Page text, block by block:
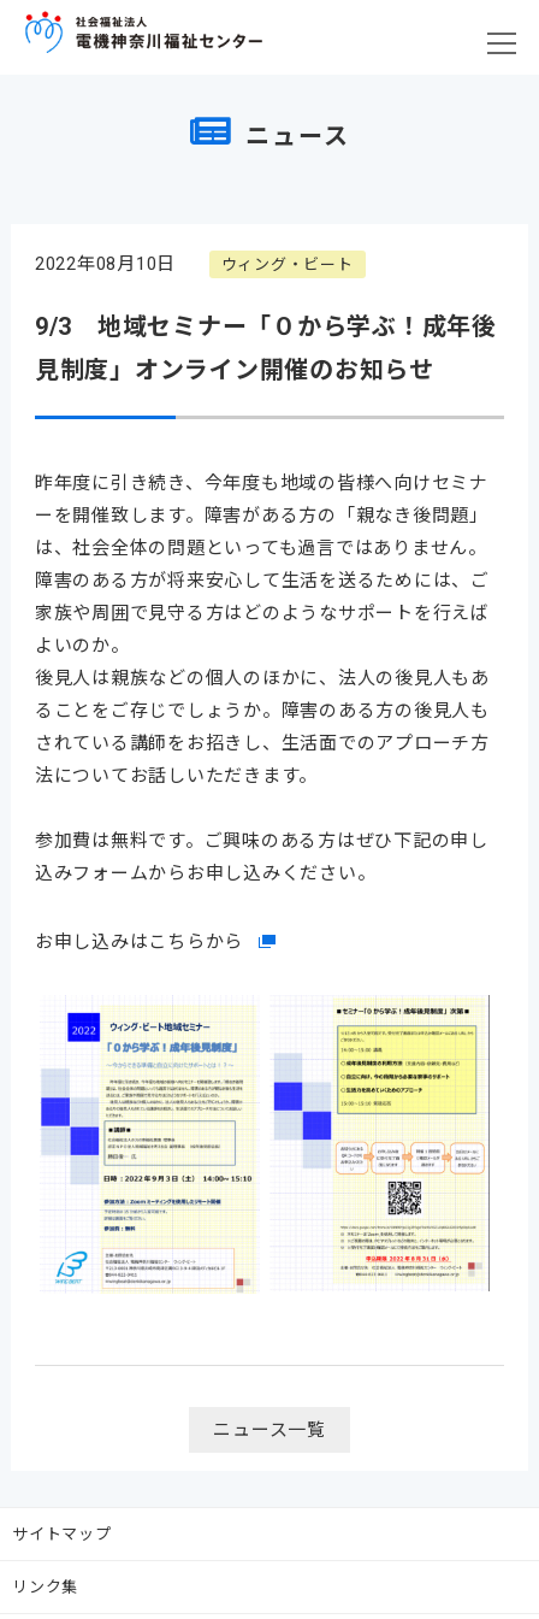
ニュース
2022年08月10日 ウィング・ビート
9/3 地域セミナー「０から学ぶ！成年後
見制度」オンライン開催のお知らせ
昨年度に引き続き、今年度も地域の皆様へ向けセミナ
ーを開催致します。障害がある方の「親なき後問題」
は、社会全体の問題といっても過言ではありません。
障害のある方が将来安心して生活を送るためには、ご
家族や周囲で見守る方はどのようなサポートを行えば
よいのか。
後見人は親族などの個人のほかに、法人の後見人もあ
ることをご存じでしょうか。障害のある方の後見人も
されている講師をお招きし、生活面でのアプローチ方
法についてお話しいただきます。
参加費は無料です。ご興味のある方はぜひ下記の申し
込みフォームからお申し込みください。
お申し込みはこちらから
ニュース一覧
サイトマップ
リンク集